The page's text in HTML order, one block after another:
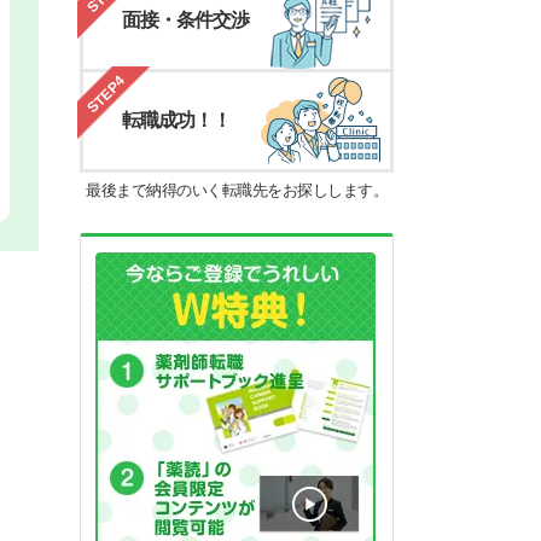
面接・条件交渉
STEP4
転職成功！！
最後まで納得のいく転職先をお探しします。